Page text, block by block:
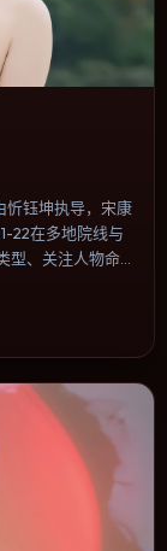
忻钰坤执导，宋康
22在多地院线与
型、关注人物命